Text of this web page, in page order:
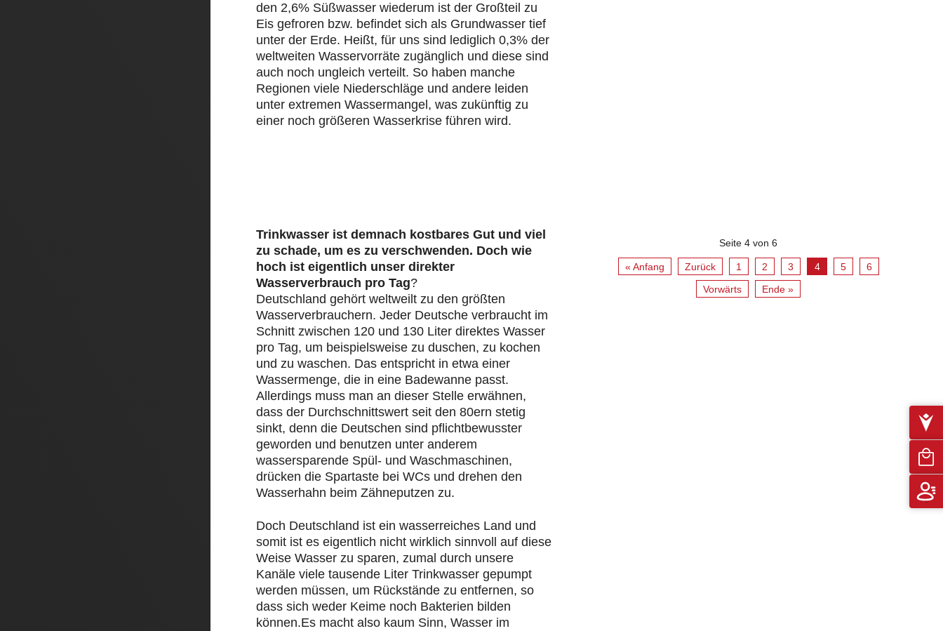
den 2,6% Süßwasser wiederum ist der Großteil zu
Eis gefroren bzw. befindet sich als Grundwasser tief
unter der Erde. Heißt, für uns sind lediglich 0,3% der
weltweiten Wasservorräte zugänglich und diese sind
auch noch ungleich verteilt. So haben manche
Regionen viele Niederschläge und andere leiden
unter extremen Wassermangel, was zukünftig zu
einer noch größeren Wasserkrise führen wird.
Trinkwasser ist demnach kostbares Gut und viel
zu schade, um es zu verschwenden. Doch wie
hoch ist eigentlich unser direkter
Wasserverbrauch pro Tag?
Deutschland gehört weltweilt zu den größten
Wasserverbrauchern. Jeder Deutsche verbraucht im
Schnitt zwischen 120 und 130 Liter direktes Wasser
pro Tag, um beispielsweise zu duschen, zu kochen
und zu waschen. Das entspricht in etwa einer
Wassermenge, die in eine Badewanne passt.
Allerdings muss man an dieser Stelle erwähnen,
dass der Durchschnittswert seit den 80ern stetig
sinkt, denn die Deutschen sind pflichtbewusster
geworden und benutzen unter anderem
wassersparende Spül- und Waschmaschinen,
drücken die Spartaste bei WCs und drehen den
Wasserhahn beim Zähneputzen zu.
Doch Deutschland ist ein wasserreiches Land und
somit ist es eigentlich nicht wirklich sinnvoll auf diese
Weise Wasser zu sparen, zumal durch unsere
Kanäle viele tausende Liter Trinkwasser gepumpt
werden müssen, um Rückstände zu entfernen, so
dass sich weder Keime noch Bakterien bilden
können.Es macht also kaum Sinn, Wasser im
Seite 4 von 6
« Anfang Zurück 1 2 3 4 5
6
Vorwärts
Ende »